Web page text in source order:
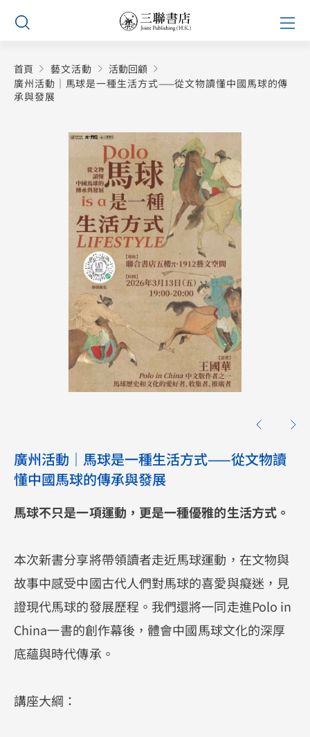
Skip
首頁 藝文活動
活動回顧
廣州活動｜馬球是一種生活方式——從文物讀懂中國馬球的傳
承與發展
廣州活動｜馬球是一種生活方式——從文物讀
懂中國馬球的傳承與發展
馬球不只是一項運動，更是一種優雅的生活方式。
本次新書分享將帶領讀者走近馬球運動，在文物與
故事中感受中國古代人們對馬球的喜愛與癡迷，見
證現代馬球的發展歷程。我們還將一同走進Polo in
China一書的創作幕後，體會中國馬球文化的深厚
底蘊與時代傳承。
講座大綱：